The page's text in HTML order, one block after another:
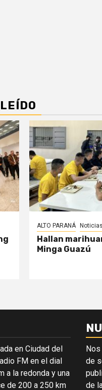
ALTO PARANÁ Noticias
Hallan
Minga Guazú
en Ciudad del
FM en el dial
a la redonda y una
de 200 a 250 km
de
de